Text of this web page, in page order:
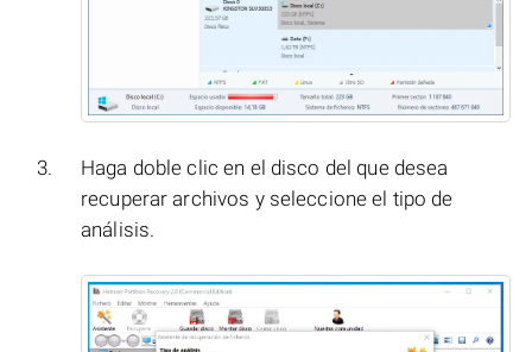
Haga doble clic en el disco del que desea
recuperar archivos y seleccione el tipo de
análisis.